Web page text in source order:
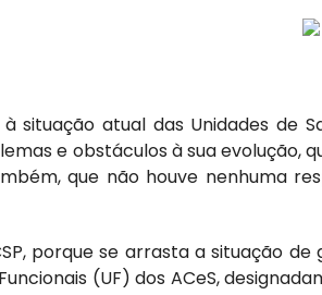
situação atual das Unidades de
e obstáculos à sua evolução,
que não houve nenhuma
porque se arrasta a situação
(UF) dos ACeS,